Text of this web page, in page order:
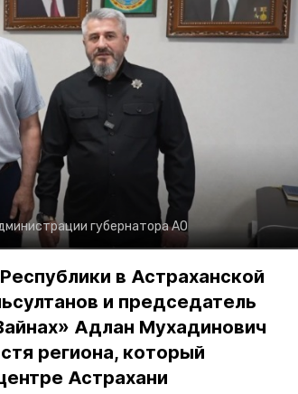
губернатора АО
в Астраханской
и председатель
Адлан Мухадинович
региона, который
Астрахани